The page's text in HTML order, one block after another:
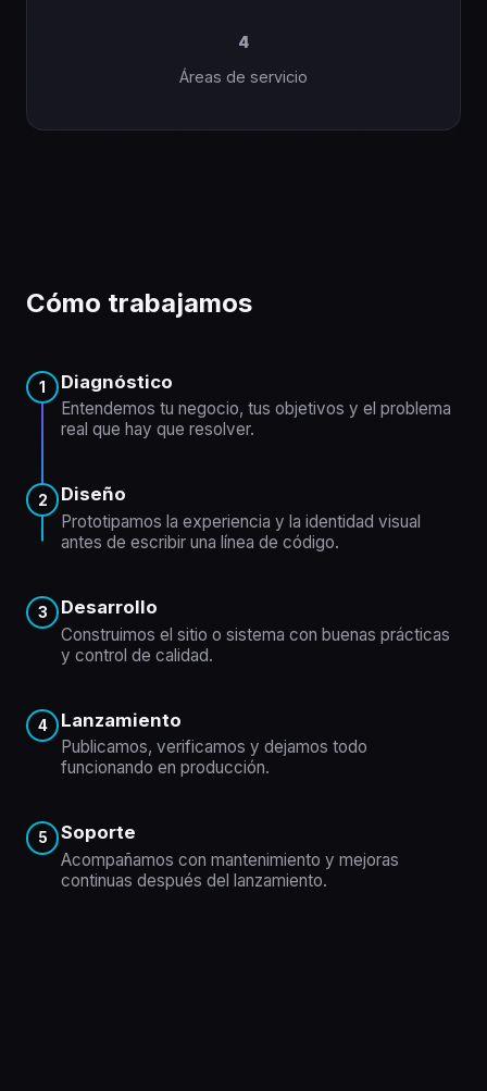
4
Áreas de servicio
Cómo trabajamos
1 Diagnóstico
Entendemos tu negocio, tus objetivos y el problema
real que hay que resolver.
2 Diseño
Prototipamos la experiencia y la identidad visual
antes de escribir una línea de código.
3 Desarrollo
Construimos el sitio o sistema con buenas prácticas
y control de calidad.
4 Lanzamiento
Publicamos, verificamos y dejamos todo
funcionando en producción.
5 Soporte
Acompañamos con mantenimiento y mejoras
continuas después del lanzamiento.